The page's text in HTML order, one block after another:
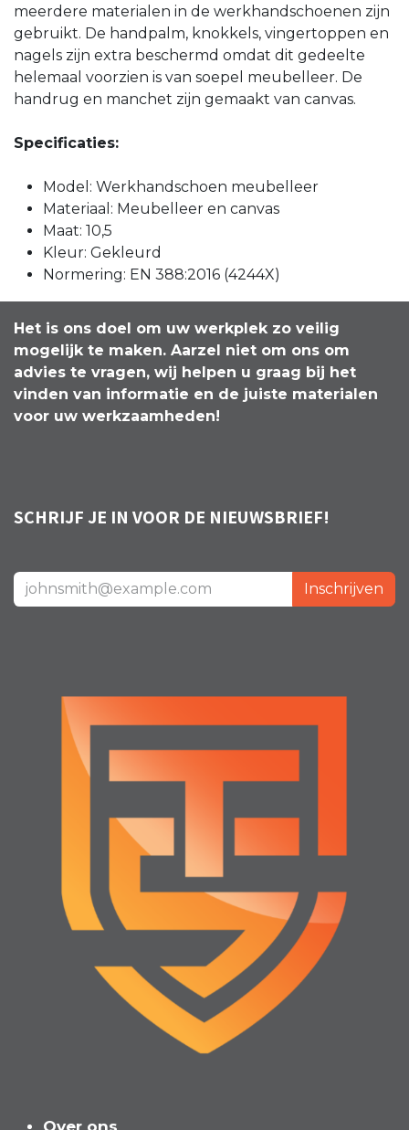
meerdere materialen in de werkhandschoenen zijn
gebruikt. De handpalm, knokkels, vingertoppen en
nagels zijn extra beschermd omdat dit gedeelte
helemaal voorzien is van soepel meubelleer. De
handrug en manchet zijn gemaakt van canvas.
Specificaties:
Model: Werkhandschoen meubelleer
Materiaal: Meubelleer en canvas
Maat: 10,5
Kleur: Gekleurd
Normering: EN 388:2016 (4244X)
Het is ons doel om uw werkplek zo veilig
mogelijk te maken. Aarzel niet om ons om
advies te vragen, wij helpen u graag bij het
vinden van informatie en de juiste materialen
voor uw werkzaamheden!
SCHRIJF JE IN VOOR DE NIEUWSBRIEF!
Inschrijven